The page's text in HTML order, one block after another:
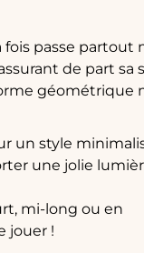
passe partout
de part
géométrique
un style
une jolie
mi-long ou en
jouer !